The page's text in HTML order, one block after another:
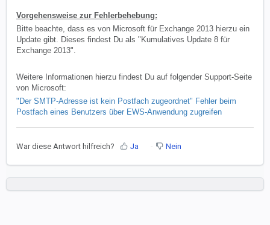
Vorgehensweise zur Fehlerbehebung:
Bitte beachte, dass es von Microsoft für Exchange 2013 hierzu ein
Update gibt. Dieses findest Du als "Kumulatives Update 8 für
Exchange 2013".
Weitere Informationen hierzu findest Du auf folgender Support-Seite
von Microsoft:
"Der SMTP-Adresse ist kein Postfach zugeordnet" Fehler beim
Postfach eines Benutzers über EWS-Anwendung zugreifen
War diese Antwort hilfreich? Ja Nein